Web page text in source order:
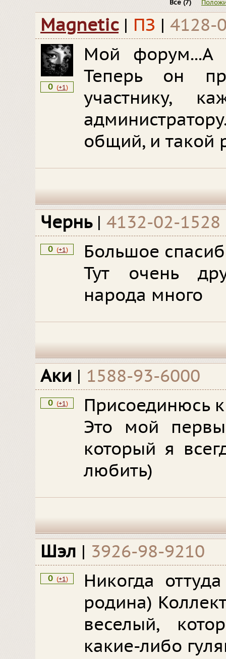
Все (7)
Magnetic | ПЗ | 4128-
0 (+1)
Мой форум...А
Теперь он
участнику,
общий, и такой
Чернь | 4132-02-1528
0 (+1)
Большое
Тут очень
народа много
Аки | 1588-93-6000
0 (+1)
Присоединюсь
Это мой
который я
любить)
Шэл | 3926-98-9210
0 (+1)
Никогда
родина)
веселый,
какие-либо